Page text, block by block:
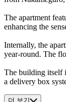
The apartment
enhancing the
Internally, the
year-round. The
The building itself
a delivery box
더 보기